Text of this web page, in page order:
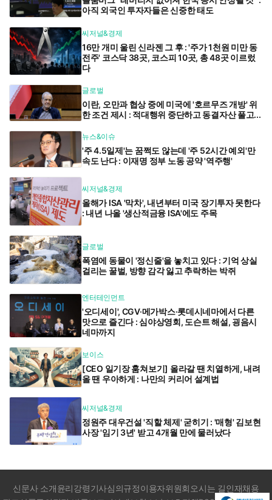
아직 외국인 투자자들은 신중한 태도
씨저널&경제
16만 개미 울린 신라젠 그 후 : '주가 1천원 미만 동
전주' 코스닥 38곳, 코스피 10곳, 총 48곳 이르렀
다
글로벌
이란, 오만과 협상 중에 미국에 '호르무즈 개방' 위
한 조건 제시 : 적대행위 중단하고 동결자산 풀고...
뉴스&이슈
'주 4.5일제'는 꿈쩍도 않는데 '주 52시간 예외'만
속도 난다 : 이재명 정부 노동 공약 '역주행'
씨저널&경제
올해가 ISA '막차', 내년부터 미국 장기투자 못한다
: 내년 나올 '생산적금융 ISA'에도 주목
글로벌
폭염에 동물이 '정신줄'을 놓치고 있다 : 기억 상실
걸리는 꿀벌, 방향 감각 잃고 추락하는 박쥐
엔터테인먼트
'오디세이', CGV·메가박스·롯데시네마에서 다른
맛으로 즐긴다 : 심야상영회, 도슨트 해설, 굉음시
네마까지
보이스
[CEO 일기장 훔쳐보기] 올라갈 땐 치열하게, 내려
올 땐 우아하게 : 나만의 커리어 설계법
씨저널&경제
정원주 대우건설 '직할 체제' 굳히기 : '매형' 김보현
사장 '임기 3년' 받고 4개월 만에 물러났다
신문사 소개윤리강령기사심의규정이용자위원회오시는 길인재채용